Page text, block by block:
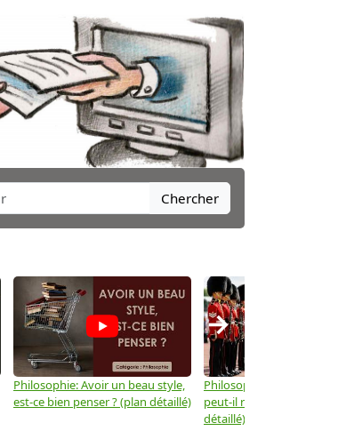
Chercher
Philosophie: Avoir un beau style,
est-ce bien penser ? (plan détaillé)
Philosophie: Le pouvoir
peut-il reposer sur la vertu
détaillé)
→